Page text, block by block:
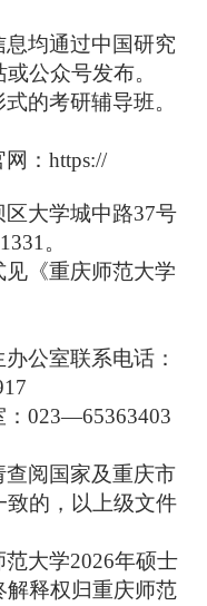
息均通过中国研究
公众号发布。
的考研辅导班。
网：https://
大学城中路37号
。
《重庆师范大学
公室联系电话：
：023—65363403
查阅国家及重庆市
致的，以上级文件
范大学2026年硕士
解释权归重庆师范